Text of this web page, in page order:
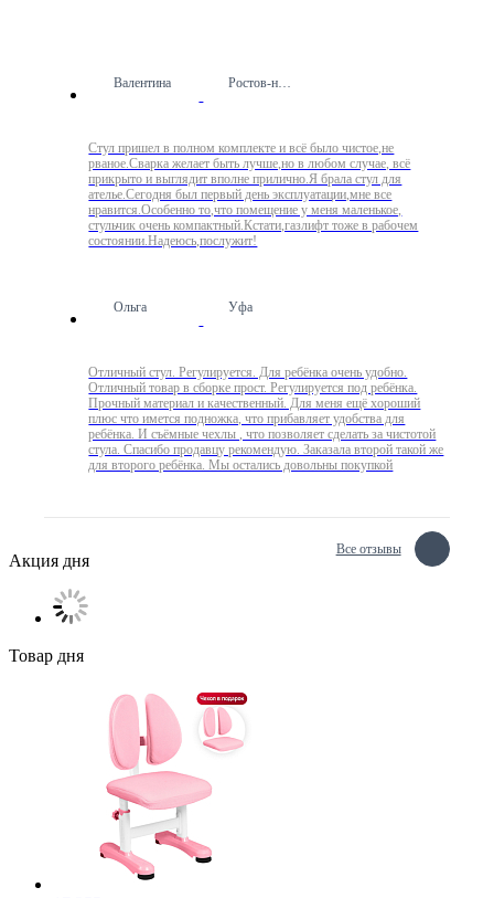
Валентина Ростов-на-Дону
Стул пришел в полном комплекте и всё было чистое,не
рваное.Сварка желает быть лучше,но в любом случае, всё
прикрыто и выглядит вполне прилично.Я брала стул для
ателье.Сегодня был первый день эксплуатации,мне все
нравится.Особенно то,что помещение у меня маленькое,
стульчик очень компактный.Кстати,газлифт тоже в рабочем
состоянии.Надеюсь,послужит!
Ольга Уфа
Отличный стул. Регулируется. Для ребёнка очень удобно.
Отличный товар в сборке прост. Регулируется под ребёнка.
Прочный материал и качественный. Для меня ещё хороший
плюс что имется подножка, что прибавляет удобства для
ребёнка. И съёмные чехлы , что позволяет сделать за чистотой
стула. Спасибо продавцу рекомендую. Заказала второй такой же
для второго ребёнка. Мы остались довольны покупкой
Все отзывы
Акция дня
Товар дня